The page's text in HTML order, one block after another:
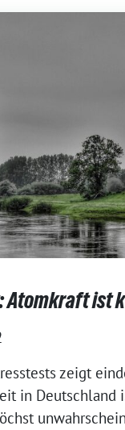
ist
zeigt
in Deutschland